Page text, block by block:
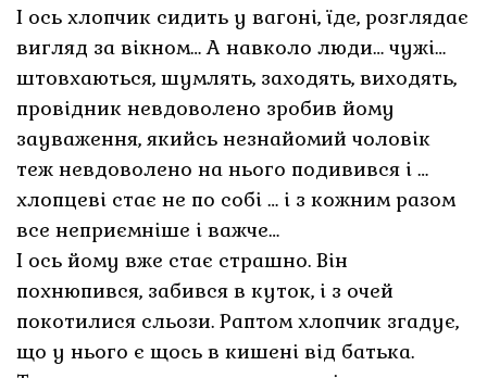
І ось хлопчик сидить у вагоні, їде, розглядає
вигляд за вікном… А навколо люди… чужі…
штовхаються, шумлять, заходять, виходять,
провідник невдоволено зробив йому
зауваження, якийсь незнайомий чоловік
теж невдоволено на нього подивився і …
хлопцеві стає не по собі … і з кожним разом
все неприємніше і важче…
І ось йому вже стає страшно. Він
похнюпився, забився в куток, і з очей
покотилися сльози. Раптом хлопчик згадує,
що у нього є щось в кишені від батька.